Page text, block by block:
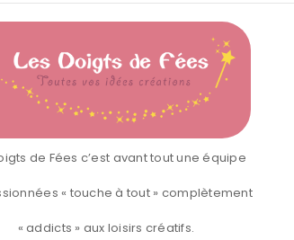
de Fées c’est avant tout une équipe
« touche à tout » complètement
« addicts » aux loisirs créatifs.